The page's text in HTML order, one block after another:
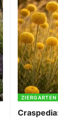
ZIERGARTEN